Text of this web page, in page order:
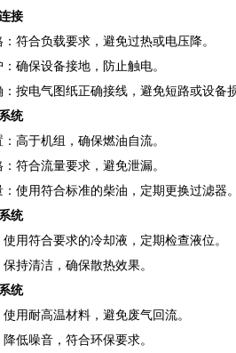
接
符合负载要求，避免过热或电压降。
确保设备接地，防止触电。
：按电气图纸正确接线，避免短路或设备
统
高于机组，确保燃油自流。
符合流量要求，避免泄漏。
：使用符合标准的柴油，定期更换过滤器
统
用符合要求的冷却液，定期检查液位。
持清洁，确保散热效果。
统
用耐高温材料，避免废气回流。
低噪音，符合环保要求。